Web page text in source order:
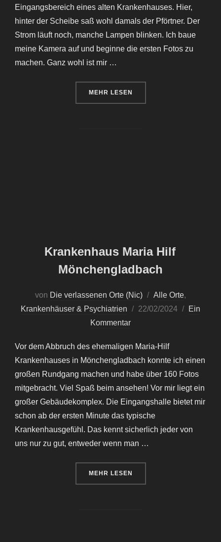
Eingangsbereich eines alten Krankenhauses. Hier,
hinter der Scheibe saß wohl damals der Pförtner. Der
Strom läuft noch, manche Lampen blinken. Ich baue
meine Kamera auf und beginne die ersten Fotos zu
machen. Ganz wohl ist mir …
MEHR ÜBER „KRANKENHAUS „DER
LESEN
Krankenhaus Maria Hilf
Mönchengladbach
von Die verlassenen Orte (Nic) Alle Orte,
Krankenhäuser & Psychiatrien
Veröffentlicht
22/02/2024
Ein
Kommentar
Vor dem Abbruch des ehemaligen Maria-Hilf
Krankenhauses in Mönchengladbach konnte ich einen
großen Rundgang machen und habe über 160 Fotos
mitgebracht. Viel Spaß beim ansehen! Vor mir liegt ein
großer Gebäudekomplex. Die Eingangshalle bietet mir
schon ab der ersten Minute das typische
Krankenhausgefühl. Das kennt sicherlich jeder von
uns nur zu gut, entweder wenn man …
MEHR ÜBER „KRANKENHAUS MARIA
LESEN